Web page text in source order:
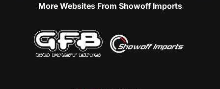
More Websites From Showoff Imports